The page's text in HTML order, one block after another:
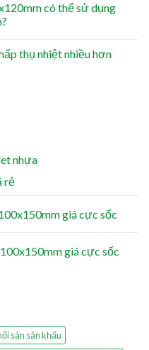
có thể sử dụng
thụ nhiệt nhiều hơn
nhựa
rẻ
giá cực sốc
giá cực sốc
sàn sân khấu